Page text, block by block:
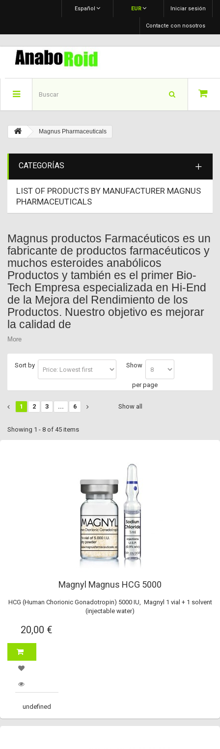
Iniciar sesión
EUR
Español
Contacte con nosotros
Magnus Pharmaceuticals
CATEGORÍAS
LIST OF PRODUCTS BY MANUFACTURER MAGNUS
PHARMACEUTICALS
Magnus productos Farmacéuticos es un
fabricante de productos farmacéuticos y
muchos esteroides anabólicos
Productos y también es el primer Bio-
Tech Empresa especializada en Hi-End
de la Mejora del Rendimiento de los
Productos. Nuestro objetivo es mejorar
la calidad de
More
Sort by Show
per page
Show all
1 2 3 ... 6
Showing 1 - 8 of 45 items
Magnyl Magnus HCG 5000
HCG (Human Chorionic Gonadotropin) 5000 IU, Magnyl 1 vial + 1 solvent
(injectable water)
20,00 €
undefined